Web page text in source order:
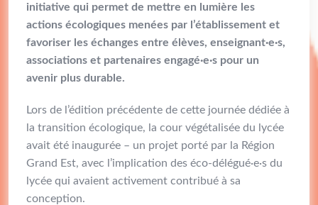
initiative qui permet de mettre en lumière les
actions écologiques menées par l’établissement et
favoriser les échanges entre élèves, enseignant·e·s,
associations et partenaires engagé·e·s pour un
avenir plus durable.
Lors de l’édition précédente de cette journée dédiée à
la transition écologique, la cour végétalisée du lycée
avait été inaugurée – un projet porté par la Région
Grand Est, avec l’implication des éco-délégué·e·s du
lycée qui avaient activement contribué à sa
conception.